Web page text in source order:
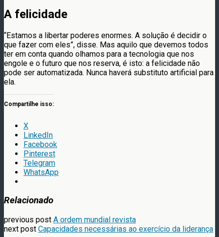
A felicidade
“Estamos a libertar poderes enormes. A solução é decidir o
que fazer com eles”, disse. Mas aquilo que devemos todos
ter em conta quando olhamos para a tecnologia que nos
engole e o futuro que nos reserva, é isto: a felicidade não
pode ser automatizada. Nunca haverá substituto artificial para
ela.
Compartilhe isso:
X
LinkedIn
Facebook
Pinterest
Telegram
WhatsApp
Relacionado
previous post A ordem mundial revista
next post Capacidades necessárias ao exercício da liderança